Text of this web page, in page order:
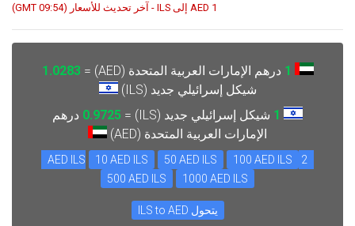
1 AED إلى ILS - آخر تحديث للأسعار (09:54 GMT)
1 درهم الإمارات العربية المتحدة (AED) =
1.0283
شيكل إسرائيلي جديد (ILS)
1 شيكل إسرائيلي جديد (ILS) = 0.9725 درهم
الإمارات العربية المتحدة (AED)
2 AED ILS
10 AED ILS 50 AED ILS
100 AED ILS
500 AED ILS
1000 AED ILS
يتحول ILS to AED